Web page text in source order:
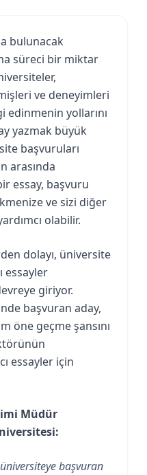
bulunacak
süreci bir miktar
ve deneyimleri
edinmenin yollarını
yazmak büyük
başvuruları
arasında
essay, başvuru
ve sizi diğer
olabilir.
dolayı, üniversite
essayler
giriyor.
başvuran aday,
öne geçme şansını
essayler için
Müdür
başvuran